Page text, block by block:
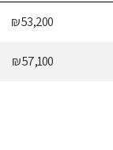
53,200 ₪
57,100 ₪